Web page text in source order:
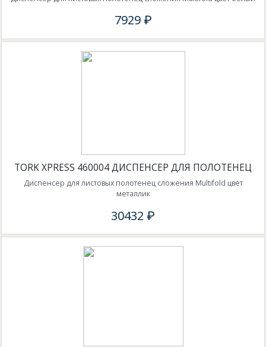
7929 ₽
TORK XPRESS 460004 ДИСПЕНСЕР ДЛЯ ПОЛОТЕНЕЦ
Диспенсер для листовых полотенец сложения Multifold цвет
металлик
30432 ₽